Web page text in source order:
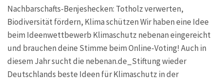
Nachbarschafts-Benjeshecken: Totholz verwerten,
Biodiversität fördern, Klima schützen Wir haben eine Idee
beim Ideenwettbewerb Klimaschutz nebenan eingereicht
und brauchen deine Stimme beim Online-Voting! Auch in
diesem Jahr sucht die nebenan.de_Stiftung wieder
Deutschlands beste Ideen für Klimaschutz in der